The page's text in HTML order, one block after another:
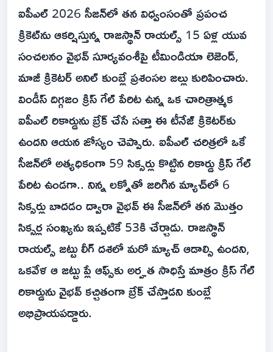
ఐపీఎల్ 2026 సీజన్‌లో తన విధ్వంసంతో ప్రపంచ
క్రికెట్‌ను ఆకర్షిస్తున్న రాజస్థాన్ రాయల్స్ 15 ఏళ్ల యువ
సంచలనం వైభవ్ సూర్యవంశీపై టీమిండియా లెజెండ్,
మాజీ క్రికెటర్ అనిల్ కుంబ్లే ప్రశంసల జల్లు కురిపించారు.
విండీస్ దిగ్గజం క్రిస్ గేల్ పేరిట ఉన్న ఒక చారిత్రాత్మక
ఐపీఎల్ రికార్డును బ్రేక్ చేసే సత్తా ఈ టీనేజ్ క్రికెటర్‌కు
ఉందని ఆయన జోస్యం చెప్పారు. ఐపీఎల్ చరిత్రలో ఒకే
సీజన్‌లో అత్యధికంగా 59 సిక్సర్లు కొట్టిన రికార్డు క్రిస్ గేల్
పేరిట ఉండగా.. నిన్న లక్నోతో జరిగిన మ్యాచ్‌లో 6
సిక్సర్లు బాదడం ద్వారా వైభవ్ ఈ సీజన్‌లో తన మొత్తం
సిక్సర్ల సంఖ్యను ఇప్పటికే 53కి చేర్చాడు. రాజస్థాన్
రాయల్స్ జట్టు లీగ్ దశలో మరో మ్యాచ్ ఆడాల్సి ఉందని,
ఒకవేళ ఆ జట్టు ప్లే ఆఫ్స్‌కు అర్హత సాధిస్తే మాత్రం క్రిస్ గేల్
రికార్డును వైభవ్ కచ్చితంగా బ్రేక్ చేస్తాడని కుంబ్లే
అభిప్రాయపడ్డారు.